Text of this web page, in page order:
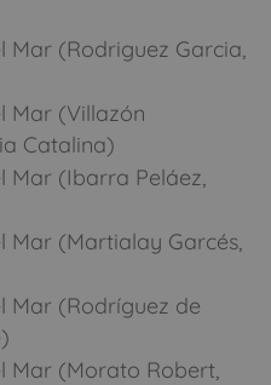
Mar (Rodriguez Garcia,
Mar (Villazón
Catalina)
Mar (Ibarra Peláez,
Mar (Martialay Garcés,
Mar (Rodríguez de
Mar (Morato Robert,